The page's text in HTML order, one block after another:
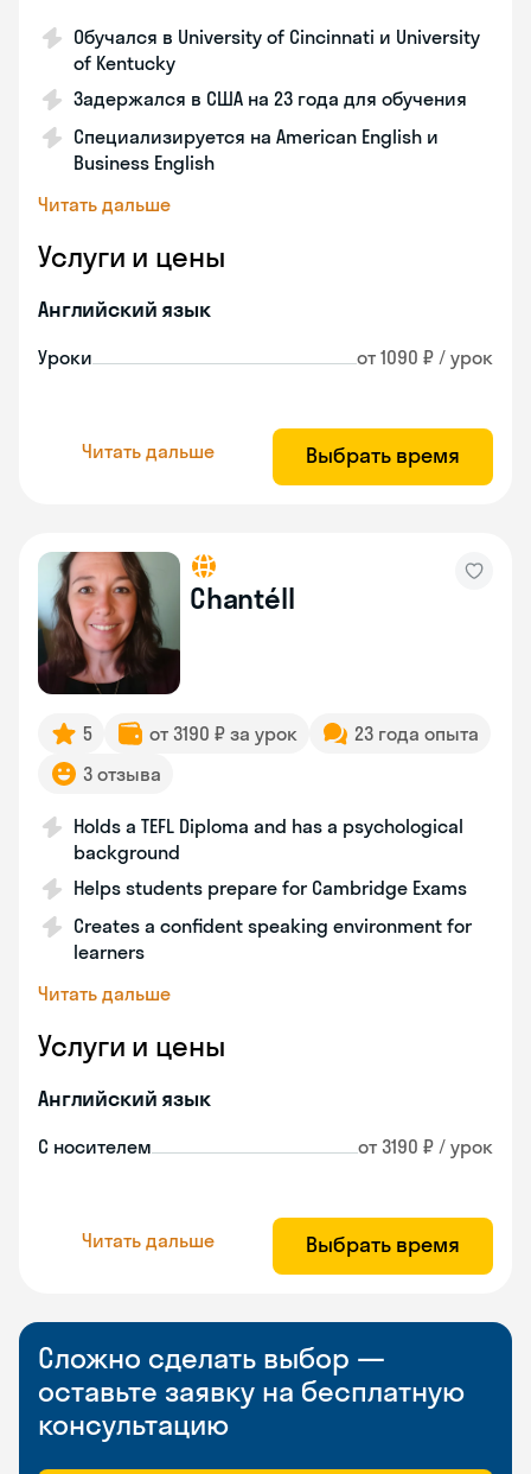
Обучался в University of Cincinnati и University
of Kentucky
Задержался в США на 23 года для обучения
Специализируется на American English и
Business English
Читать дальше
Услуги и цены
Английский язык
Уроки от 1090 ₽ / урок
Читать дальше Выбрать время
Chantéll
5 от 3190 ₽ за урок
23 года опыта
3 отзыва
Holds a TEFL Diploma and has a psychological
background
Helps students prepare for Cambridge Exams
Creates a confident speaking environment for
learners
Читать дальше
Услуги и цены
Английский язык
С носителем от 3190 ₽ / урок
Читать дальше Выбрать время
Сложно сделать выбор —
оставьте заявку на бесплатную
консультацию